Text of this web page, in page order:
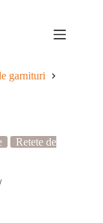
garnituri
Retete de